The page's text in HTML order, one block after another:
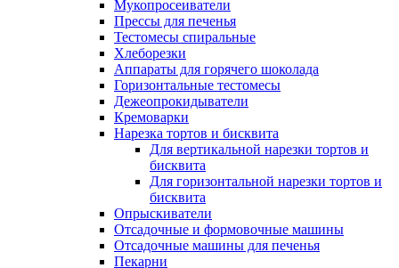
Мукопросеиватели
Прессы для печенья
Тестомесы спиральные
Хлеборезки
Аппараты для горячего шоколада
Горизонтальные тестомесы
Дежеопрокидыватели
Кремоварки
Нарезка тортов и бисквита
Для вертикальной нарезки тортов и
бисквита
Для горизонтальной нарезки тортов и
бисквита
Опрыскиватели
Отсадочные и формовочные машины
Отсадочные машины для печенья
Пекарни